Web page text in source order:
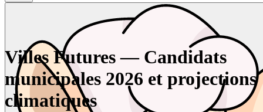
Villes Futures — Candidats
municipales 2026 et projections
climatiques